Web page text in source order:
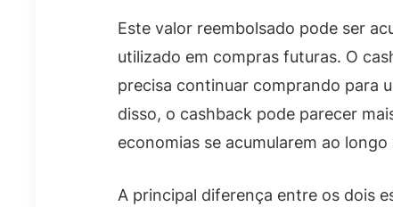
Este valor reembolsado pode ser
utilizado em compras futuras. O
precisa continuar comprando para
disso, o cashback pode parecer
economias se acumularem ao
A principal diferença entre os dois